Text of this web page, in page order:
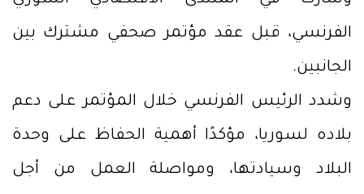
الفرنسي، قبل عقد مؤتمر صحفي مشترك بين
الجانبين.
وشدد الرئيس الفرنسي خلال المؤتمر على دعم
بلاده لسوريا، مؤكدًا أهمية الحفاظ على وحدة
البلاد وسيادتها، ومواصلة العمل من أجل